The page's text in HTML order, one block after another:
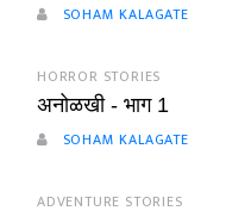
SOHAM KALAGATE
HORROR STORIES
अनोळखी - भाग 1
SOHAM KALAGATE
ADVENTURE STORIES